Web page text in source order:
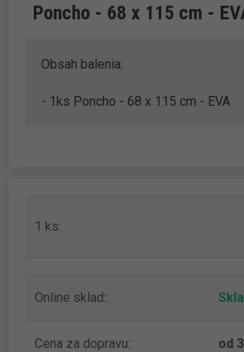
Poncho - 68 x 115 cm -
Obsah balenia:
- 1ks Poncho - 68 x 115 cm - EVA
1 ks:
Online sklad::
Cena za dopravu:: od